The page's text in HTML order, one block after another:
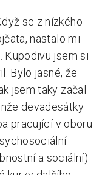
se z nízkého
nastalo mi
Kupodivu jsem si
Bylo jasné, že
jsem taky začal
devadesátky
pracující v oboru
a sociální)